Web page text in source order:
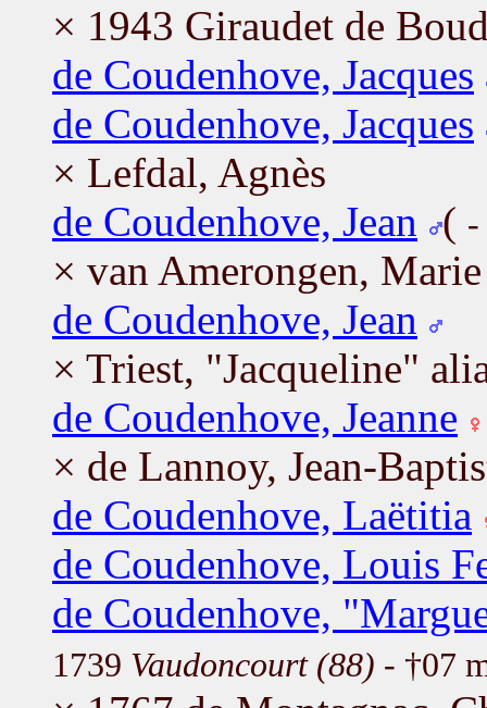
× 1943 Giraudet de
de Coudenhove, Jacques
de Coudenhove, Jacques
× Lefdal, Agnès
de Coudenhove, Jean
( -
× van Amerongen, Marie
de Coudenhove, Jean
× Triest, "Jacqueline"
de Coudenhove, Jeanne
× de Lannoy, Jean-
de Coudenhove, Laëtitia
de Coudenhove, Louis
de Coudenhove,
1739 Vaudoncourt (88) - †07